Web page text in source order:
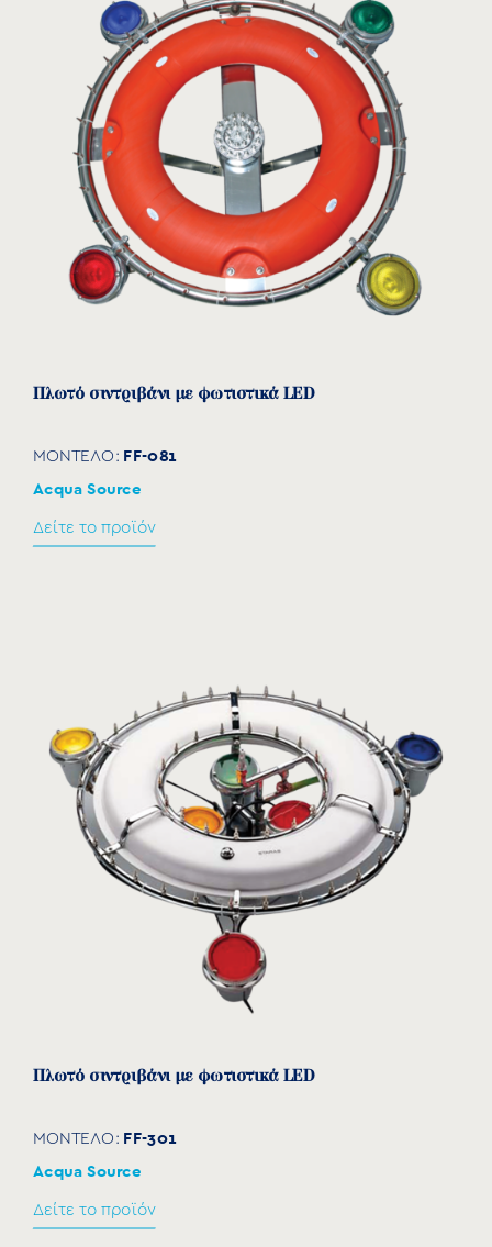
Ύψος εκτόξευσης νερού: 3,5m.
Βάρος: 35kg.
Προαιρετικά:
Αντλία 60 κύκλων.
Διαφορετικό μήκος καλωδίου.
Πλωτό σιντριβάνι με φωτιστικά LED
ΜΟΝΤΕΛΟ: FF-081
Acqua Source
Δείτε το προϊόν
Πλωτό σιντριβάνι με φωτιστικά LED
ΜΟΝΤΕΛΟ: FF-301
Acqua Source
Δείτε το προϊόν